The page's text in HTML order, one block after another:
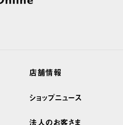
店舗情報
ショップニュース
法人のお客さま